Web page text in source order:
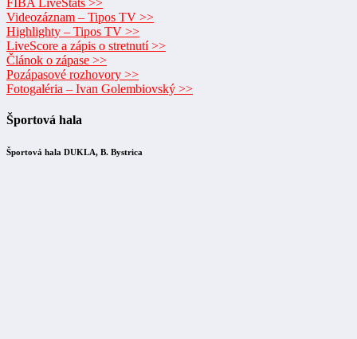
Videozáznam – Tipos TV >>
Highlighty – Tipos TV >>
LiveScore a zápis o stretnutí >>
Článok o zápase >>
Pozápasové rozhovory >>
Fotogaléria – Ivan Golembiovský >>
Športová hala
Športová hala DUKLA, B. Bystrica